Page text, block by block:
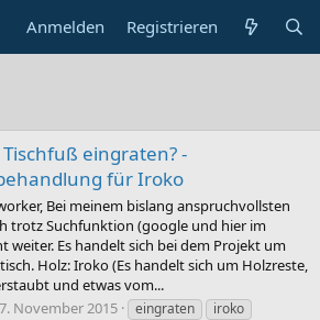
Anmelden Registrieren
eingraten? -
für Iroko
Bei meinem bislang anspruchvollsten
trotz Suchfunktion (google und hier im
weiter. Es handelt sich bei dem Projekt um
Holz: Iroko (Es handelt sich um Holzreste,
und etwas vom...
November 2015 eingraten
iroko